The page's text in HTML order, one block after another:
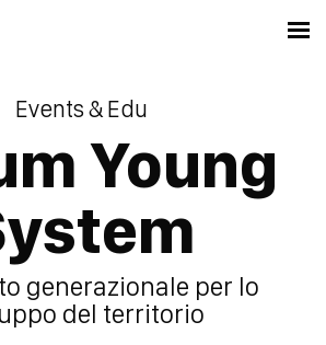
Events & Edu
Young
generazionale per lo
del territorio